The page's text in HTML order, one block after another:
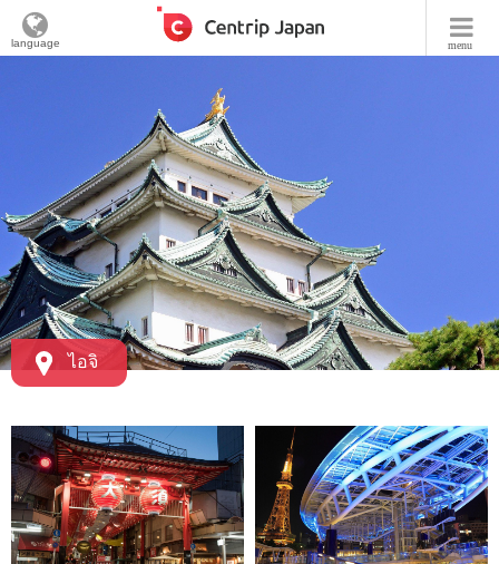
menu
language
ไอจิ